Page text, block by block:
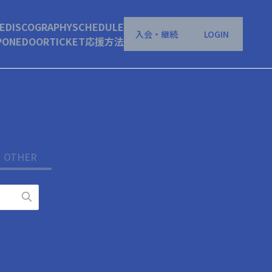
DISCOGRAPHYSCHEDULE
ONEDOORTICKET応援方法 入会・継続 LOGIN
OTHER